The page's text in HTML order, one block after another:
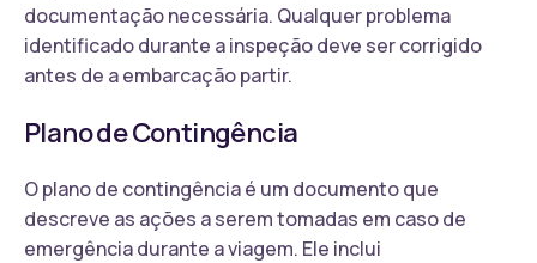
documentação necessária. Qualquer problema
identificado durante a inspeção deve ser corrigido
antes de a embarcação partir.
Plano de Contingência
O plano de contingência é um documento que
descreve as ações a serem tomadas em caso de
emergência durante a viagem. Ele inclui